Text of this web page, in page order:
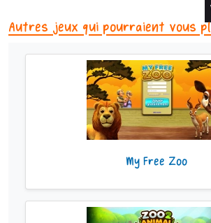
Autres jeux qui pourraient vous
My Free Zoo